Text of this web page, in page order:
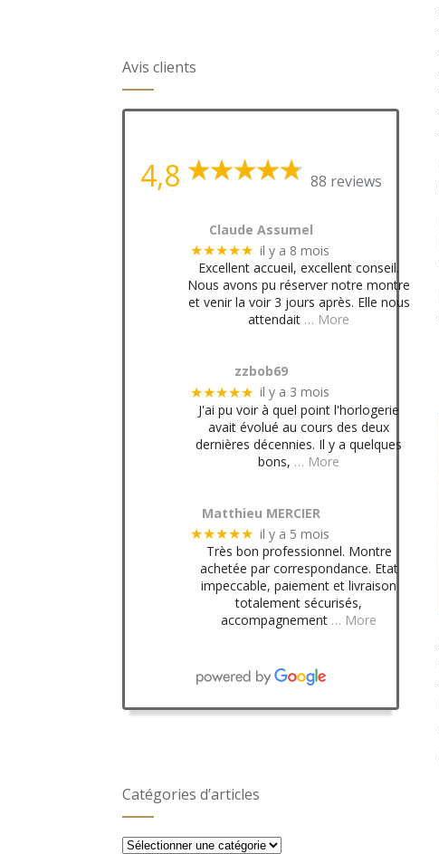
Avis clients
4,8 88 reviews
Claude Assumel
★★★★★ il y a 8 mois
Excellent accueil, excellent conseil.
Nous avons pu réserver notre montre
et venir la voir 3 jours après. Elle nous
attendait … More
zzbob69
★★★★★ il y a 3 mois
J'ai pu voir à quel point l'horlogerie
avait évolué au cours des deux
dernières décennies. Il y a quelques
bons, … More
Matthieu MERCIER
★★★★★ il y a 5 mois
Très bon professionnel. Montre
achetée par correspondance. Etat
impeccable, paiement et livraison
totalement sécurisés,
accompagnement … More
Catégories d’articles
Catégories